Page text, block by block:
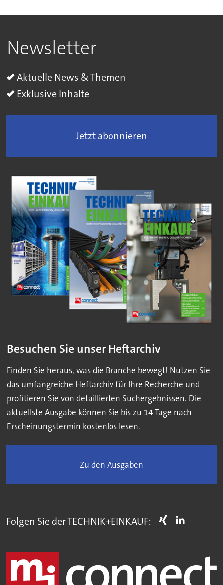
Newsletter
Aktuelle News & Themen
Exklusive Inhalte
Jetzt abonnieren
Besuchen Sie unser Heftarchiv
Finden Sie heraus, was die Branche bewegt! Nutzen Sie
das umfangreiche Heftarchiv für Ihre Recherche und
profitieren Sie von detaillierten Suchergebnissen. Die
aktuellste Ausgabe können Sie bis zu 14 Tage nach
Erscheinungstermin kostenlos lesen.
Zu den Ausgaben
Folgen Sie der TECHNIK+EINKAUF: